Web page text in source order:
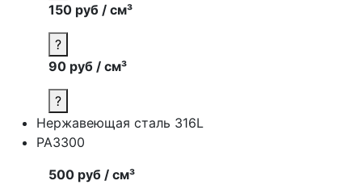
150 руб / см³
?
90 руб / см³
?
Нержавеющая сталь 316L
PA3300
500 руб / см³